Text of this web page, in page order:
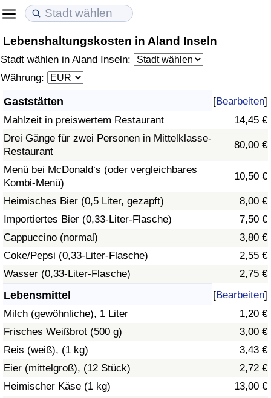
Lebenshaltungskosten in Aland Inseln
Stadt wählen in Aland Inseln:
Währung:
Gaststätten [Bearbeiten]
Mahlzeit in preiswertem Restaurant
14,45 €
Drei Gänge für zwei Personen in Mittelklasse-
Restaurant
80,00 €
Menü bei McDonald‘s (oder vergleichbares
Kombi-Menü)
10,50 €
Heimisches Bier (0,5 Liter, gezapft)
8,00 €
Importiertes Bier (0,33-Liter-Flasche)
7,50 €
Cappuccino (normal)
3,80 €
Coke/Pepsi (0,33-Liter-Flasche)
2,55 €
Wasser (0,33-Liter-Flasche)
2,75 €
Lebensmittel [Bearbeiten]
Milch (gewöhnliche), 1 Liter
1,20 €
Frisches Weißbrot (500 g)
3,00 €
Reis (weiß), (1 kg)
3,43 €
Eier (mittelgroß), (12 Stück)
2,72 €
Heimischer Käse (1 kg)
13,00 €
Lebenshaltungskosten
Lebenshaltungskosten-Index (aktuell)
Lebenshaltungskosten-Index
Lebenshaltungskosten-Index nach Land
in Akaba
Immobilienpreise
Immobilienpreis-Index (aktuell)
Immobilienpreis-Index
Immobilienpreis-Index nach Land
Lebensqualität
Lebensqualität-Index
Lebensqualität-Index (aktuell)
Lebensqualitätsindex nach Land
Kriminalität
Kriminalitäts-Index (aktuell)
Kriminalitäts-Index
Kriminalitätsindex nach Land
Gesundheitsversorgung
Gesundheitsversorgungs-Index (aktuell)
Gesundheitsversorgungs-Index
Gesundheitsversorgungs-Index nach Land